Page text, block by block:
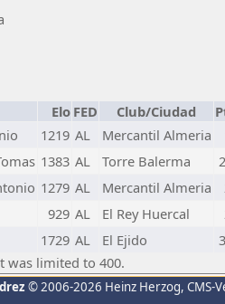
Elo FED Club/Ciudad
1219 AL Mercantil Almeria
1383 AL Torre Balerma
1279 AL Mercantil Almeria
929 AL El Rey Huercal
1729 AL El Ejido
was limited to 400.
© 2006-2026 Heinz Herzog, CMS-